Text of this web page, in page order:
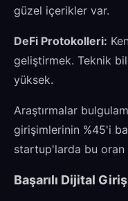
güzel içerikler var.
DeFi Protokolleri:
geliştirmek. Teknik
yüksek.
Araştırmalar
girişimlerinin %45'i
startup'larda bu oran
Başarılı Dijital